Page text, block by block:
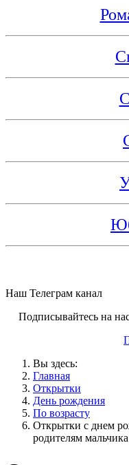
Наш Телеграм канал
Подписывайтесь на
Вы здесь:
Главная
Открытки
День рождения
По возрасту
Открытки с днем
родителям